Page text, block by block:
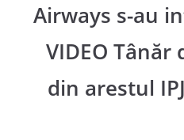
Airways s-au
VIDEO
din arestul